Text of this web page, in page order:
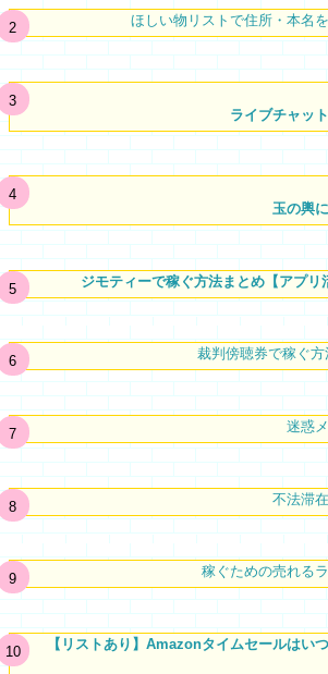
ほしい物リストで住所・本名
ライブチャッ
玉の輿
ジモティーで稼ぐ方法まとめ【アプリ
裁判傍聴券で稼ぐ
迷惑
不法滞
稼ぐための売れる
【リストあり】Amazonタイムセールはい